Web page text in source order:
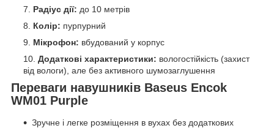
Радіус дії: до 10 метрів
Колір: пурпурний
Мікрофон: вбудований у корпус
Додаткові характеристики: вологостійкість (захист
від вологи), але без активного шумозаглушення
Переваги навушників Baseus Encok
WM01 Purple
Зручне і легке розміщення в вухах без додаткових